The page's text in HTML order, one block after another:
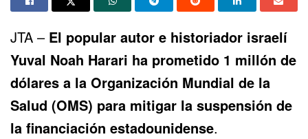
JTA – El popular autor e historiador israelí
Yuval Noah Harari ha prometido 1 millón de
dólares a la Organización Mundial de la
Salud (OMS) para mitigar la suspensión de
la financiación estadounidense.